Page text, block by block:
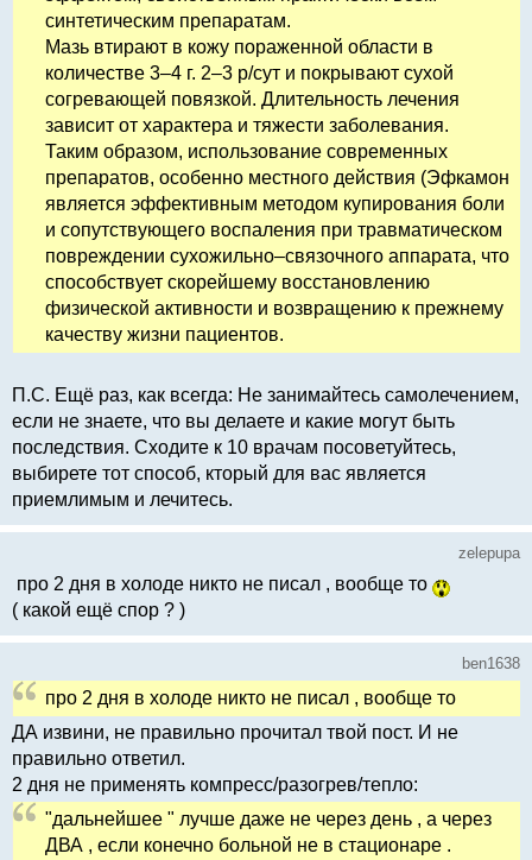
синтетическим препаратам.
Мазь втирают в кожу пораженной области в
количестве 3–4 г. 2–3 р/сут и покрывают сухой
согревающей повязкой. Длительность лечения
зависит от характера и тяжести заболевания.
Таким образом, использование современных
препаратов, особенно местного действия (Эфкамон
является эффективным методом купирования боли
и сопутствующего воспаления при травматическом
повреждении сухожильно–связочного аппарата, что
способствует скорейшему восстановлению
физической активности и возвращению к прежнему
качеству жизни пациентов.
П.С. Ещё раз, как всегда: Не занимайтесь самолечением,
если не знаете, что вы делаете и какие могут быть
последствия. Сходите к 10 врачам посоветуйтесь,
выбирете тот способ, кторый для вас является
приемлимым и лечитесь.
zelepupa
про 2 дня в холоде никто не писал , вообще то
( какой ещё спор ? )
ben1638
про 2 дня в холоде никто не писал , вообще то
ДА извини, не правильно прочитал твой пост. И не
правильно ответил.
2 дня не применять компресс/разогрев/тепло:
"дальнейшее " лучше даже не через день , а через
ДВА , если конечно больной не в стационаре .